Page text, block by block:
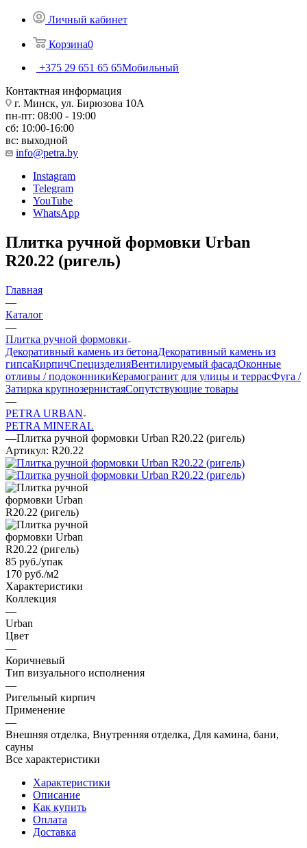
Личный кабинет
Корзина0
+375 29 651 65 65Мобильный
Контактная информация
г. Минск, ул. Бирюзова 10А
пн-пт: 08:00 - 19:00
сб: 10:00-16:00
вс: выходной
info@petra.by
Instagram
Telegram
YouTube
WhatsApp
Плитка ручной формовки Urban
R20.22 (ригель)
Главная
—
Каталог
—
Плитка ручной формовки
Декоративный камень из бетонаДекоративный камень из
гипсаКирпичСпецизделияВентилируемый фасадОконные
отливы / подоконникиКерамогранит для улицы и террасФуга /
Затирка крупнозернистаяСопутствующие товары
—
PETRA URBAN
PETRA MINERAL
—Плитка ручной формовки Urban R20.22 (ригель)
Артикул: R20.22
85 руб./упак
170 руб./м2
Характеристики
Коллекция
—
Urban
Цвет
—
Коричневый
Тип визуального исполнения
—
Ригельный кирпич
Применение
—
Внешняя отделка, Внутренняя отделка, Для камина, бани,
сауны
Все характеристики
Характеристики
Описание
Как купить
Оплата
Доставка